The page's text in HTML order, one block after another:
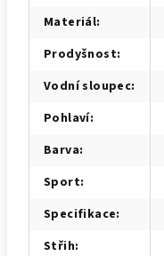
Materiál:
Prodyšnost:
Vodní sloupec:
Pohlaví:
Barva:
Sport:
Specifikace:
Střih: